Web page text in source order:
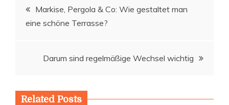
Beitragsnavigation
Markise, Pergola & Co: Wie gestaltet man
eine schöne Terrasse?
Darum sind regelmäßige Wechsel wichtig
Related Posts